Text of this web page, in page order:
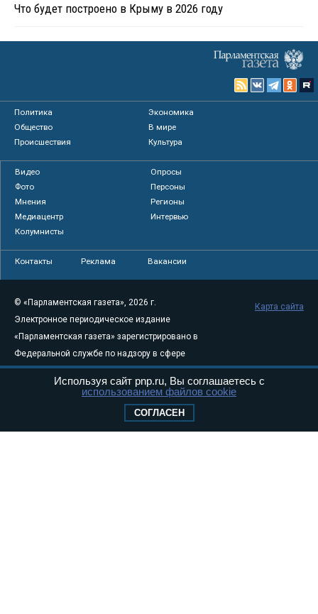
Что будет построено в Крыму в 2026 году
Политика
Экономика
Общество
В мире
Происшествия
Культура
Видео
Опросы
Фото
Персоны
Мнения
Регионы
Медиацентр
Интервью
Колумнисты
Контакты Реклама Вакансии
© «Парламентская газета», 2026 г.
Электронное периодическое издание
«Парламентская газета» зарегистрировано в
Федеральной службе по надзору в сфере
связи, информационных технологий и
массовых коммуникаций (Роскомнадзор) 05
Свидетельство о регистрации Эл № ФС77-
Карта сайта
Используя сайт pnp.ru, Вы соглашаетесь с
использованием файлов cookie
СОГЛАСЕН